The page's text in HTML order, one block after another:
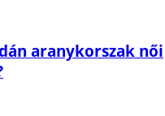
aranykorszak női